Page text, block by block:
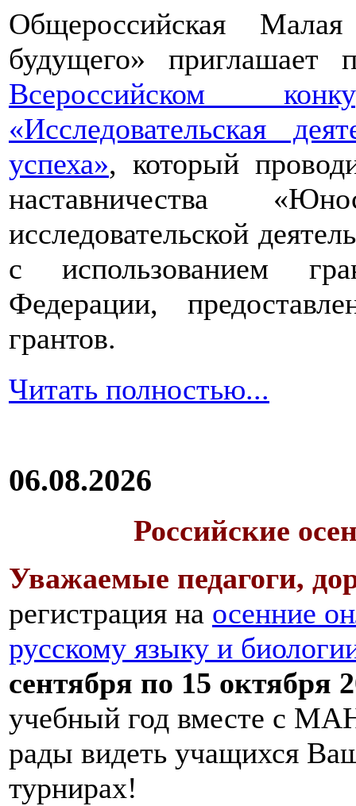
Общероссийская
будущего» приглашает
Всероссийском
«Исследовательская
успеха», который
наставничества
исследовательской
с использованием
Федерации,
грантов.
Читать полностью...
06.08.2026
Российские
Уважаемые педагоги,
регистрация на осенние
русскому языку и
сентября по 15 октября
учебный год вместе с
рады видеть учащихся
турнирах!